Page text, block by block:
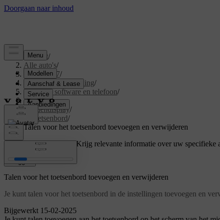
Support/
Alle auto's/
EX40 2027/
Gebruikershandleiding/
Displays, software en telefoon/
Displays/
Middendisplay/
Toetsenbord/
Talen voor het toetsenbord toevoegen en verwijderen
Ondersteuning op maatKrijg relevante informatie over uw specifieke
Inloggen
Bijgewerkt 15-02-2025
Talen voor het toetsenbord toevoegen en verwijderen
Je kunt talen voor het toetsenbord in de instellingen toevoegen en